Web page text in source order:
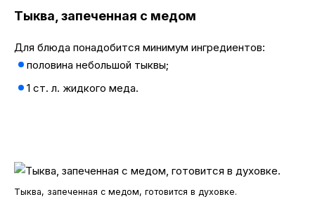
Тыква, запеченная с медом
Для блюда понадобится минимум ингредиентов:
половина небольшой тыквы;
1 ст. л. жидкого меда.
Тыква, запеченная с медом, готовится в духовке.